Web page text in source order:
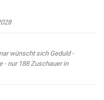
wünscht sich Geduld -
- nur 188 Zuschauer in